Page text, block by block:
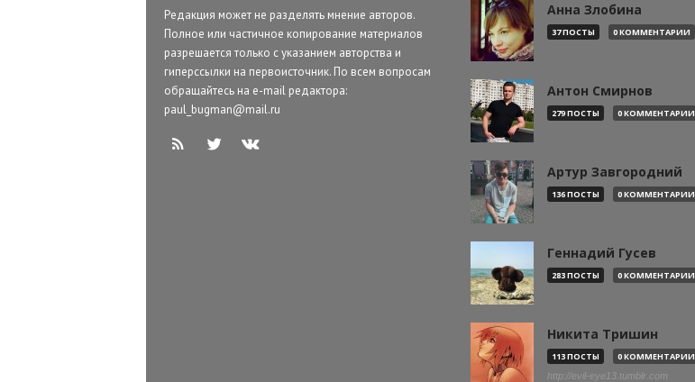
Редакция может не разделять мнение авторов.
Полное или частичное копирование материалов
разрешается только с указанием авторства и
гиперссылки на первоисточник. По всем вопросам
обращайтесь на e-mail редактора:
paul_bugman@mail.ru
Анна Злобина
37 ПОСТЫ 0 КОММЕНТАРИИ
Антон Смирнов
279 ПОСТЫ 0 КОММЕНТАРИИ
Артур Завгородний
136 ПОСТЫ 0 КОММЕНТАРИИ
Геннадий Гусев
283 ПОСТЫ 0 КОММЕНТАРИИ
Никита Тришин
113 ПОСТЫ 0 КОММЕНТАРИИ
http://evil-eye13.tumblr.com